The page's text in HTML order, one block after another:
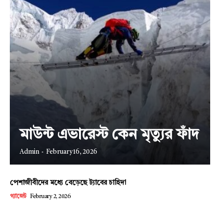
মাউন্ট এভারেস্ট কেন মৃত্যুর ফাঁদ
Admin - February 16, 2026
পেশাজীবীদের মধ্যে বেড়েছে ট্যাবের চাহিদা
গ্যাজেট February 2, 2026